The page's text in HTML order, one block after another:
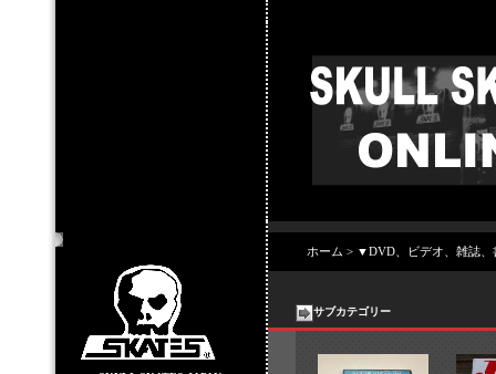
ホーム > ▼DVD、ビデオ、雑誌、
サブカテゴリー